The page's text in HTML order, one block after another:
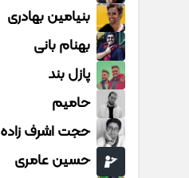
بنیامین بهادری
بهنام بانی
پازل بند
حامیم
حجت اشرف زاده
حسین عامری